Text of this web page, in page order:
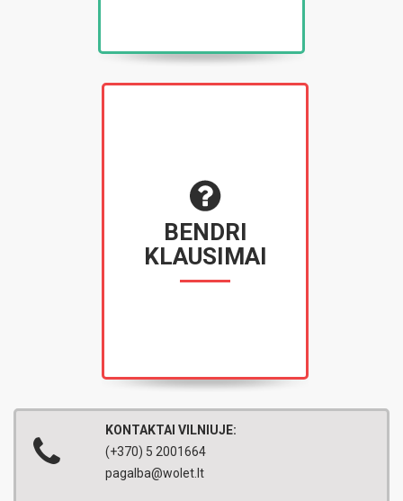
BENDRI
KLAUSIMAI
KONTAKTAI VILNIUJE:
(+370) 5 2001664
pagalba@wolet.lt